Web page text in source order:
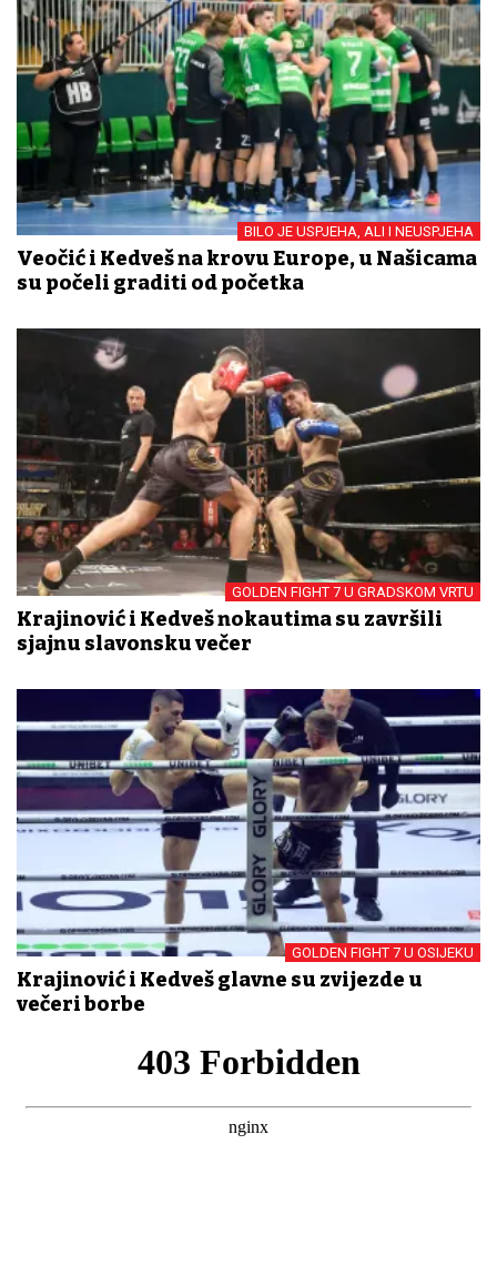
BILO JE USPJEHA, ALI I NEUSPJEHA
Veočić i Kedveš na krovu Europe, u Našicama
su počeli graditi od početka
GOLDEN FIGHT 7 U GRADSKOM VRTU
Krajinović i Kedveš nokautima su završili
sjajnu slavonsku večer
GOLDEN FIGHT 7 U OSIJEKU
Krajinović i Kedveš glavne su zvijezde u
večeri borbe